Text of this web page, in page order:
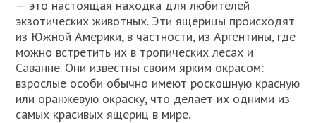
— это настоящая находка для любителей
экзотических животных. Эти ящерицы происходят
из Южной Америки, в частности, из Аргентины, где
можно встретить их в тропических лесах и
Саванне. Они известны своим ярким окрасом:
взрослые особи обычно имеют роскошную красную
или оранжевую окраску, что делает их одними из
самых красивых ящериц в мире.